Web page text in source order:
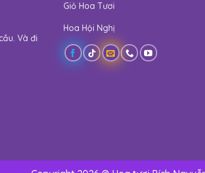
Và đi
Giỏ Hoa Tươi
Hoa Hội Nghị